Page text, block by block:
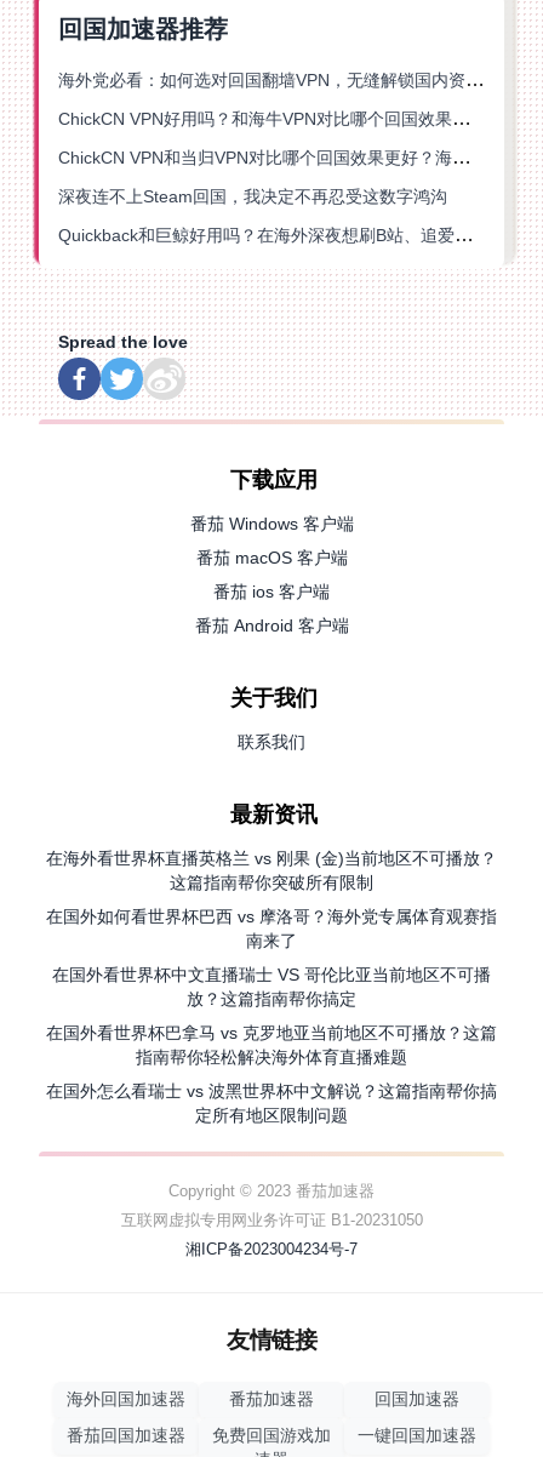
回国加速器推荐
海外党必看：如何选对回国翻墙VPN，无缝解锁国内资源？
ChickCN VPN好用吗？和海牛VPN对比哪个回国效果更好？
ChickCN VPN和当归VPN对比哪个回国效果更好？海外党亲测后选了它
深夜连不上Steam回国，我决定不再忍受这数字鸿沟
Quickback和巨鲸好用吗？在海外深夜想刷B站、追爱奇艺的你，或许正需要这份答案
Spread the love
下载应用
番茄 Windows 客户端
番茄 macOS 客户端
番茄 ios 客户端
番茄 Android 客户端
关于我们
联系我们
最新资讯
在海外看世界杯直播英格兰 vs 刚果 (金)当前地区不可播放？
这篇指南帮你突破所有限制
在国外如何看世界杯巴西 vs 摩洛哥？海外党专属体育观赛指
南来了
在国外看世界杯中文直播瑞士 VS 哥伦比亚当前地区不可播
放？这篇指南帮你搞定
在国外看世界杯巴拿马 vs 克罗地亚当前地区不可播放？这篇
指南帮你轻松解决海外体育直播难题
在国外怎么看瑞士 vs 波黑世界杯中文解说？这篇指南帮你搞
定所有地区限制问题
Copyright © 2023 番茄加速器
互联网虚拟专用网业务许可证 B1-20231050
湘ICP备2023004234号-7
友情链接
海外回国加速器 番茄加速器
回国加速器
番茄回国加速器
免费回国游戏加
一键回国加速器